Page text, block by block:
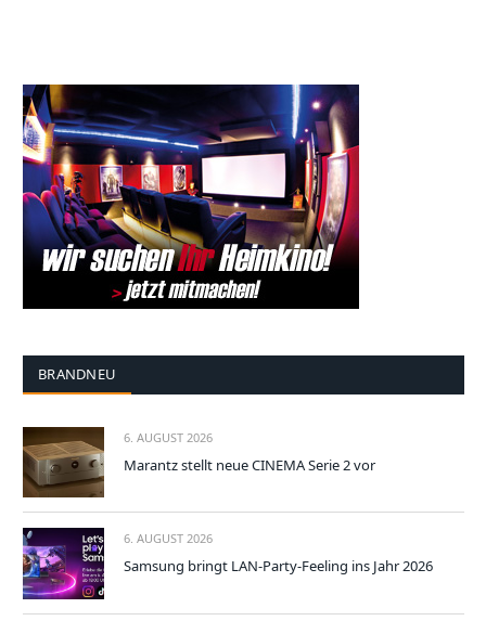
BRANDNEU
6. AUGUST 2026
Marantz stellt neue CINEMA Serie 2 vor
6. AUGUST 2026
Samsung bringt LAN-Party-Feeling ins Jahr 2026